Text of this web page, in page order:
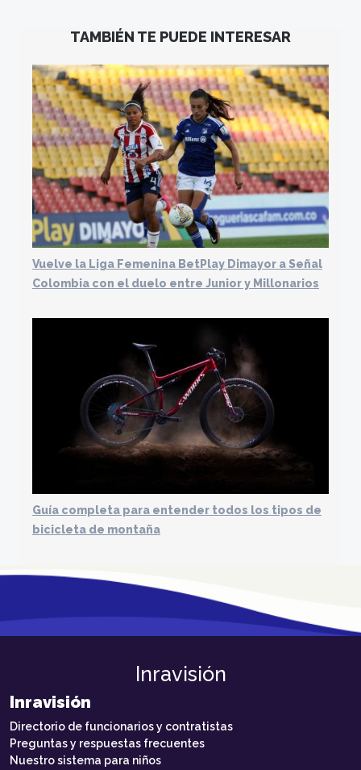
TAMBIÉN TE PUEDE INTERESAR
Vuelve la Liga Femenina BetPlay Dimayor a Señal
Colombia con el duelo entre Junior y Millonarios
Guía completa para entender todos los tipos de
bicicleta de montaña
Inravisión
Inravisión
Directorio de funcionarios y contratistas
Preguntas y respuestas frecuentes
Nuestro sistema para niños